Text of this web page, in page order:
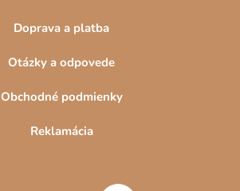
Doprava a platba
Otázky a odpovede
Obchodné podmienky
Reklamácia